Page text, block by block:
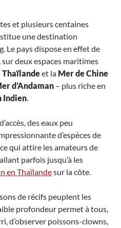
et plusieurs centaines
une destination
Le pays dispose en effet de
deux espaces maritimes
Thaïlandeet la Mer de Chine
d’Andaman – plus riche en
Indien.
des eaux peu
d’espèces de
qui attire les amateurs de
parfois jusqu’à les
en Thaïlandesur la côte.
de récifs peuplent les
profondeur permet à tous,
d’observer poissons-clowns,